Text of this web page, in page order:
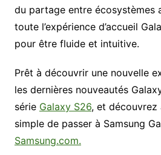
du partage entre écosystèmes
toute l’expérience d’accueil
pour être fluide et intuitive.
Prêt à découvrir une nouvelle
les dernières nouveautés
série Galaxy S26, et découvrez
simple de passer à Samsung
Samsung.com.